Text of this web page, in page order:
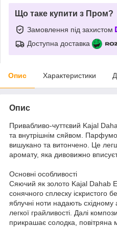
Що таке купити з Пром?
Замовлення під захистом
Доступна доставка
Опис Характеристики
Опис
Привабливо-чуттєвий Kajal
та внутрішнім сяйвом.
вишукано та витончено. Це
аромату, яка дивовижно
Основні особливості
Сяючий як золото Kajal Dahab
сонячного сплеску іскристого
яблучні ноти надають східному
легкої грайливості. Далі
прикрашає солодка, повітряна